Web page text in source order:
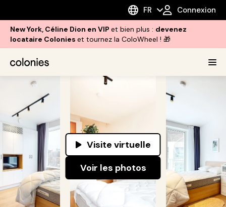
FR Connexion
New York, Céline Dion en VIP et bien plus : devenez
locataire Colonies et tournez la ColoWheel ! 🎁
Visite virtuelle
Voir les photos